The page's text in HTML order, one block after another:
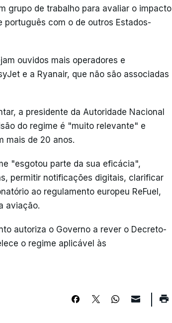
grupo de trabalho para avaliar o impacto
português com o de outros Estados-
ouvidos mais operadores e
e a Ryanair, que não são associadas
a presidente da Autoridade Nacional
do regime é "muito relevante" e
mais de 20 anos.
"esgotou parte da sua eficácia",
permitir notificações digitais, clarificar
ao regulamento europeu ReFuel,
aviação.
autoriza o Governo a rever o Decreto-
o regime aplicável às